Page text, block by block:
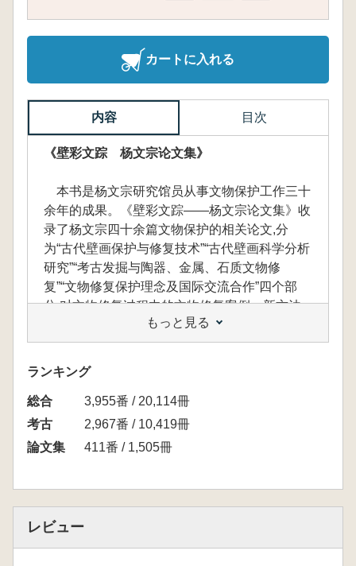
カートに入れる
内容 目次
《壁彩文踪 杨文宗论文集》
本书是杨文宗研究馆员从事文物保护工作三十
余年的成果。《壁彩文踪——杨文宗论文集》收
录了杨文宗四十余篇文物保护的相关论文,分
为“古代壁画保护与修复技术”“古代壁画科学分析
研究”“考古发掘与陶器、金属、石质文物修
复”“文物修复保护理念及国际交流合作”四个部
分,对文物修复过程中的文物修复案例、新方法
运用、修复技术研究等方面的内容进行阐释,介
绍杨文宗的文物修复工作以及学术研究成果,为
陕西地区文物修复,特别是壁画修复提供了重要
的资料,体现出一位深耕文物保护领域多年的文
物修复工作者对历史的敬畏、对文化的珍惜。
技術」、「古代壁画の科学的分析研究」、「考
もっと見る
ランキング
総合
3,955番 / 20,114冊
考古
2,967番 / 10,419冊
論文集
411番 / 1,505冊
レビュー